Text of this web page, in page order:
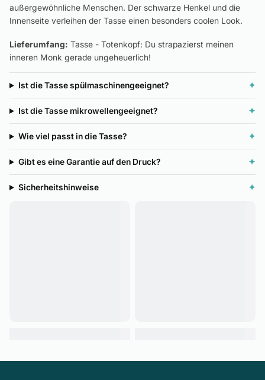
außergewöhnliche Menschen. Der schwarze Henkel und die
Innenseite verleihen der Tasse einen besonders coolen Look.
Lieferumfang: Tasse - Totenkopf: Du strapazierst meinen
inneren Monk gerade ungeheuerlich!
Ist die Tasse spülmaschinengeeignet? ✦
Ist die Tasse mikrowellengeeignet? ✦
Wie viel passt in die Tasse? ✦
Gibt es eine Garantie auf den Druck? ✦
Sicherheitshinweise ✦